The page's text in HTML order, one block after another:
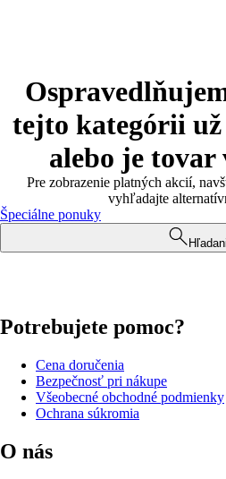
tejto kategórii
alebo je tovar
Pre zobrazenie platných akcií,
vyhľadajte
Špeciálne ponuky
Potrebujete pomoc?
Cena doručenia
Bezpečnosť pri nákupe
Všeobecné obchodné podmienky
Ochrana súkromia
O nás